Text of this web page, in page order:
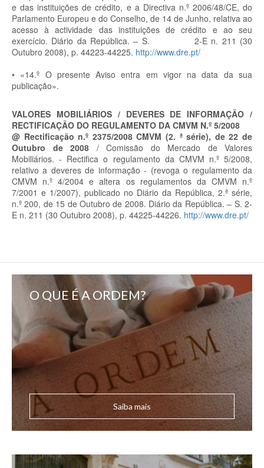
e das instituições de crédito, e a Directiva n.º 2006/48/CE, do
Parlamento Europeu e do Conselho, de 14 de Junho, relativa ao
acesso à actividade das instituições de crédito e ao seu
exercício. Diário da República. – S. 2-E n. 211 (30
Outubro 2008), p. 44223-44225. http://www.dre.pt/
• «14.º O presente Aviso entra em vigor na data da sua
publicação».
VALORES MOBILIÁRIOS / DEVERES DE INFORMAÇÃO /
RECTIFICAÇÃO DO REGULAMENTO DA CMVM N.º 5/2008
@ Rectificação n.º 2375/2008 CMVM (2. ª série), de 22 de
Outubro de 2008 / Comissão do Mercado de Valores
Mobiliários. - Rectifica o regulamento da CMVM n.º 5/2008,
relativo a deveres de informação - (revoga o regulamento da
CMVM n.º 4/2004 e altera os regulamentos da CMVM n.º
7/2001 e 1/2007), publicado no Diário da República, 2.ª série,
n.º 200, de 15 de Outubro de 2008. Diário da República. – S. 2-
E n. 211 (30 Outubro 2008), p. 44225-44226. http://www.dre.pt/
O QUE É A ORDEM?
Saiba mais